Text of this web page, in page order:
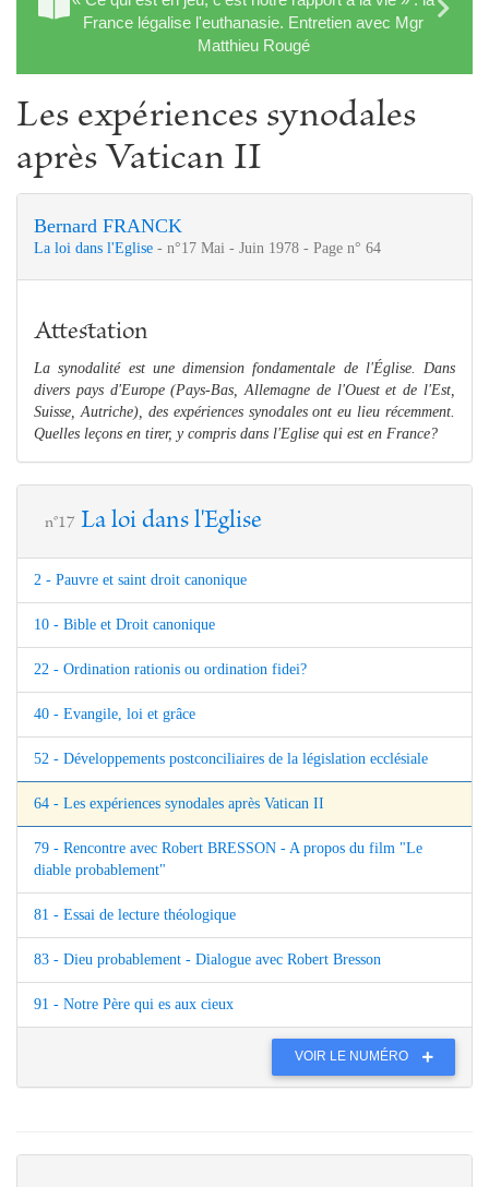
France légalise l'euthanasie. Entretien avec Mgr
Matthieu Rougé
Les expériences synodales
après Vatican II
Bernard FRANCK
La loi dans l'Eglise - n°17 Mai - Juin 1978 - Page n° 64
Attestation
La synodalité est une dimension fondamentale de l'Église. Dans
divers pays d'Europe (Pays-Bas, Allemagne de l'Ouest et de l'Est,
Suisse, Autriche), des expériences synodales ont eu lieu récemment.
Quelles leçons en tirer, y compris dans l'Eglise qui est en France?
n°17 La loi dans l'Eglise
2 - Pauvre et saint droit canonique
10 - Bible et Droit canonique
22 - Ordination rationis ou ordination fidei?
40 - Evangile, loi et grâce
52 - Développements postconciliaires de la législation ecclésiale
64 - Les expériences synodales après Vatican II
79 - Rencontre avec Robert BRESSON - A propos du film "Le
diable probablement"
81 - Essai de lecture théologique
83 - Dieu probablement - Dialogue avec Robert Bresson
91 - Notre Père qui es aux cieux
VOIR LE NUMÉRO